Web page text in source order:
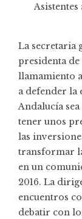
Asistentes
La secretaria
presidenta
llamamiento
a defender la
Andalucía
tener unos
las
transformar
en un
2016. La
encuentros
debatir con